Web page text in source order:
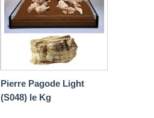
Pierre Pagode Light
(S048) le Kg